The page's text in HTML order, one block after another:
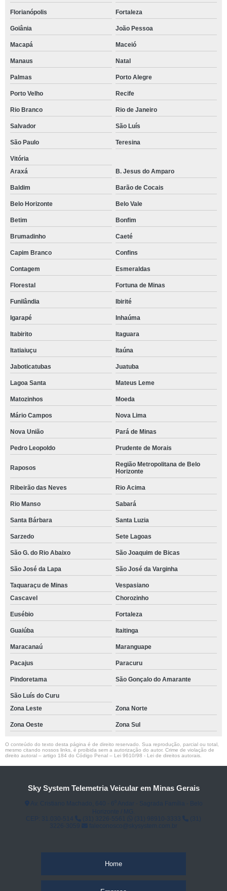
Florianópolis Fortaleza
Goiânia João Pessoa
Macapá Maceió
Manaus Natal
Palmas Porto Alegre
Porto Velho Recife
Rio Branco Rio de Janeiro
Salvador São Luís
São Paulo Teresina
Vitória
Araxá
B. Jesus do Amparo
Baldim Barão de Cocais
Belo Horizonte Belo Vale
Betim Bonfim
Brumadinho Caeté
Capim Branco Confins
Contagem Esmeraldas
Florestal Fortuna de Minas
Funilândia Ibirité
Igarapé Inhaúma
Itabirito Itaguara
Itatiaiuçu Itaúna
Jaboticatubas Juatuba
Lagoa Santa Mateus Leme
Matozinhos Moeda
Mário Campos Nova Lima
Nova União Pará de Minas
Pedro Leopoldo Prudente de Morais
Raposos
Região Metropolitana de Belo
Horizonte
Ribeirão das Neves Rio Acima
Rio Manso Sabará
Santa Bárbara Santa Luzia
Sarzedo Sete Lagoas
São G. do Rio Abaixo São Joaquim de Bicas
São José da Lapa São José da Varginha
Taquaraçu de Minas
Vespasiano
Cascavel
Chorozinho
Eusébio Fortaleza
Guaiúba Itaitinga
Maracanaú Maranguape
Pacajus Paracuru
Pindoretama São Gonçalo do Amarante
São Luís do Curu
Zona Leste
Zona Norte
Zona Oeste Zona Sul
O conteúdo do texto desta página é de direito reservado. Sua reprodução, parcial ou total,
mesmo citando nossos links, é proibida sem a autorização do autor. Crime de violação de
direito autoral – artigo 184 do Código Penal – Lei 9610/98 - Lei de direitos autorais
Sky System Telemetria Veicular em Minas Gerais
Home